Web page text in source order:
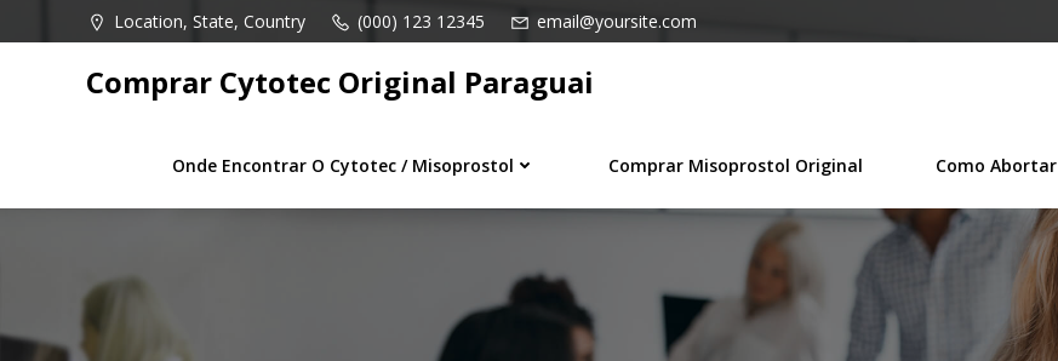
para
Location, State, Country (000) 123 12345 email@yoursite.com
Comprar Cytotec Original Paraguai
Onde Encontrar O Cytotec / Misoprostol Comprar Misoprostol Original Como Abortar